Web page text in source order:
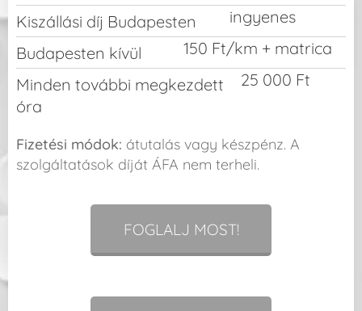
Kiszállási díj Budapesten
ingyenes
Budapesten kívül
150 Ft/km + matrica
Minden további megkezdett
óra
25 000 Ft
Fizetési módok: átutalás vagy készpénz. A
szolgáltatások díját ÁFA nem terheli.
FOGLALJ MOST!